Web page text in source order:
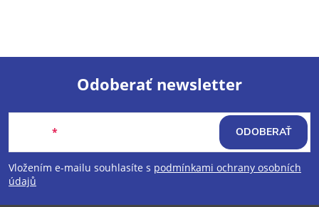
Z
á
p
Odoberať newsletter
Vložením e-mailu souhlasíte s podmínkami ochrany osobních
údajů
ODOBERAŤ